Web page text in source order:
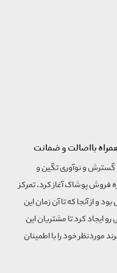
بااصالت و ضمانت
سال 1395 با نام ثبتی گسترش و نوآوری تگین و
را در حوزه فروش پوشاک آغاز کرد. تمرکز
و از آنجا که تا آن زمان این
رو ایجاد کرد تا مشتریان این
مورد‌نظر خود را با اطمینان